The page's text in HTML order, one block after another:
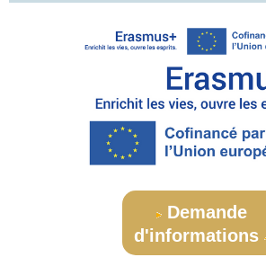
Demande
d'informations